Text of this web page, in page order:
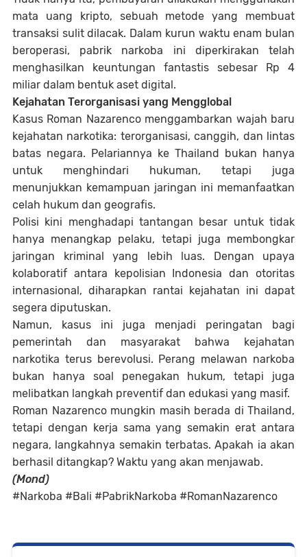
mata uang kripto, sebuah metode yang membuat
transaksi sulit dilacak. Dalam kurun waktu enam bulan
beroperasi, pabrik narkoba ini diperkirakan telah
menghasilkan keuntungan fantastis sebesar Rp 4
miliar dalam bentuk aset digital.
Kejahatan Terorganisasi yang Mengglobal
Kasus Roman Nazarenco menggambarkan wajah baru
kejahatan narkotika: terorganisasi, canggih, dan lintas
batas negara. Pelariannya ke Thailand bukan hanya
untuk menghindari hukuman, tetapi juga
menunjukkan kemampuan jaringan ini memanfaatkan
celah hukum dan geografis.
Polisi kini menghadapi tantangan besar untuk tidak
hanya menangkap pelaku, tetapi juga membongkar
jaringan kriminal yang lebih luas. Dengan upaya
kolaboratif antara kepolisian Indonesia dan otoritas
internasional, diharapkan rantai kejahatan ini dapat
segera diputuskan.
Namun, kasus ini juga menjadi peringatan bagi
pemerintah dan masyarakat bahwa kejahatan
narkotika terus berevolusi. Perang melawan narkoba
bukan hanya soal penegakan hukum, tetapi juga
melibatkan langkah preventif dan edukasi yang masif.
Roman Nazarenco mungkin masih berada di Thailand,
tetapi dengan kerja sama yang semakin erat antara
negara, langkahnya semakin terbatas. Apakah ia akan
berhasil ditangkap? Waktu yang akan menjawab.
(Mond)
#Narkoba #Bali #PabrikNarkoba #RomanNazarenco